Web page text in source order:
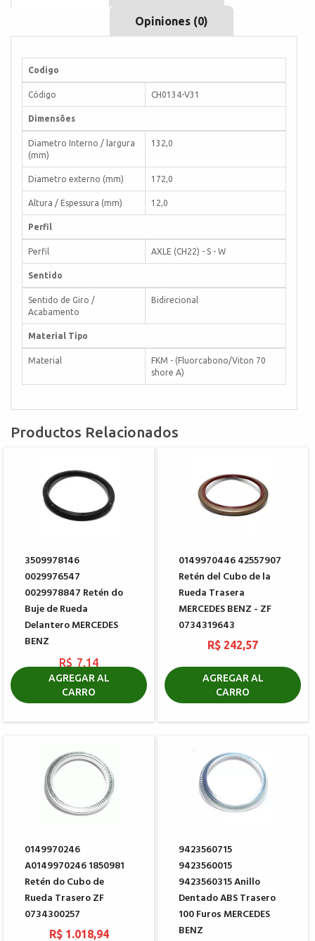
Opiniones (0)
Codigo
Código CH0134-V31
Dimensões
Diametro Interno / largura
(mm)
132,0
Diametro externo (mm) 172,0
Altura / Espessura (mm) 12,0
Perfil
Perfil AXLE (CH22) - S - W
Sentido
Sentido de Giro /
Acabamento
Bidirecional
Material Tipo
Material
FKM - (Fluorcabono/Viton 70
shore A)
Productos Relacionados
3509978146
0029976547
0029978847 Retén do
Buje de Rueda
Delantero MERCEDES
BENZ
R$ 7,14
R$ 23,88
AGREGAR AL
CARRO
0149970446 42557907
Retén del Cubo de la
Rueda Trasera
MERCEDES BENZ - ZF
0734319643
R$ 242,57
AGREGAR AL
CARRO
0149970246
A0149970246 1850981
Retén do Cubo de
Rueda Trasero ZF
0734300257
R$ 1.018,94
9423560715
9423560015
9423560315 Anillo
Dentado ABS Trasero
100 Furos MERCEDES
BENZ